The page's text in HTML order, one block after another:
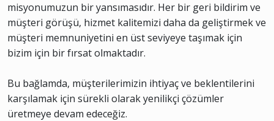
misyonumuzun bir yansımasıdır. Her bir geri bildirim ve
müşteri görüşü, hizmet kalitemizi daha da geliştirmek ve
müşteri memnuniyetini en üst seviyeye taşımak için
bizim için bir fırsat olmaktadır.
Bu bağlamda, müşterilerimizin ihtiyaç ve beklentilerini
karşılamak için sürekli olarak yenilikçi çözümler
üretmeye devam edeceğiz.